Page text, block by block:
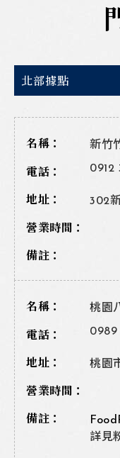
北部據點
新竹
0912
302
桃園
0989
桃園
詳見